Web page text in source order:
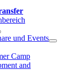
und Events
Camp
and